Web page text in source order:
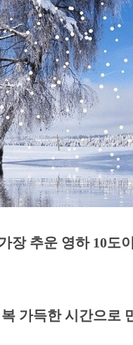
장 추운 영하 10도
가득한 시간으로